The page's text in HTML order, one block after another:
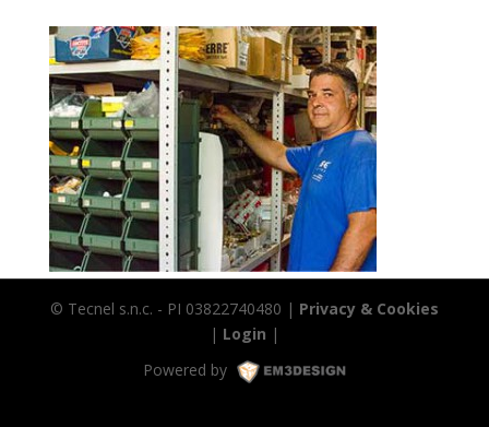
© Tecnel s.n.c. - PI 03822740480 | Privacy & Cookies
| Login |
Powered by